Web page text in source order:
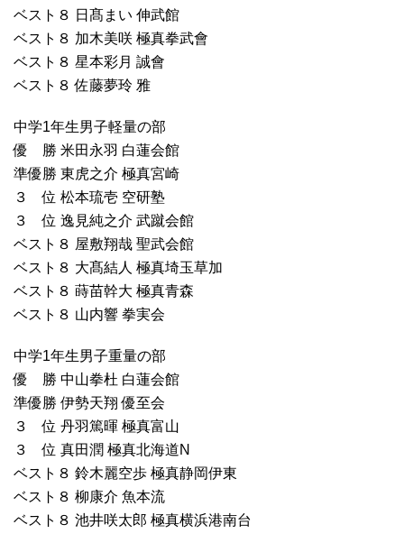
ベスト８ 日髙まい 伸武館
ベスト８ 加木美咲 極真拳武會
ベスト８ 星本彩月 誠會
ベスト８ 佐藤夢玲 雅
中学1年生男子軽量の部
優 勝 米田永羽 白蓮会館
準優勝 東虎之介 極真宮崎
３ 位 松本琉壱 空研塾
３ 位 逸見純之介 武蹴会館
ベスト８ 屋敷翔哉 聖武会館
ベスト８ 大髙結人 極真埼玉草加
ベスト８ 蒔苗幹大 極真青森
ベスト８ 山内響 拳実会
中学1年生男子重量の部
優 勝 中山拳杜 白蓮会館
準優勝 伊勢天翔 優至会
３ 位 丹羽篤暉 極真富山
３ 位 真田潤 極真北海道N
ベスト８ 鈴木麗空歩 極真静岡伊東
ベスト８ 柳康介 魚本流
ベスト８ 池井咲太郎 極真横浜港南台